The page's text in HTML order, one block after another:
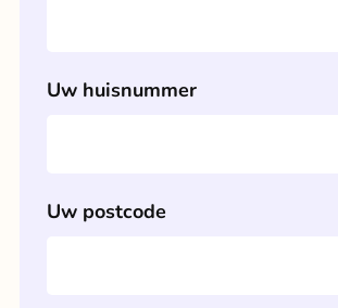
Uw huisnummer
Uw postcode